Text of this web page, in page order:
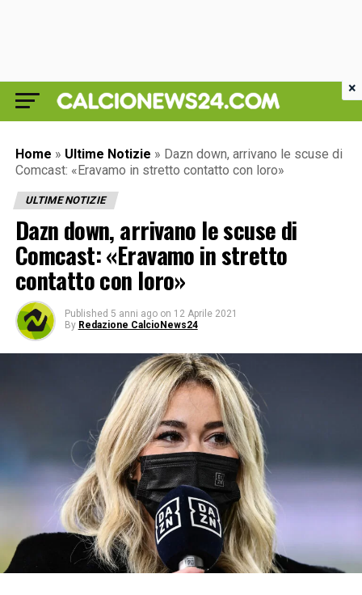
Home » Ultime Notizie » Dazn down, arrivano le scuse di
Comcast: «Eravamo in stretto contatto con loro»
ULTIME NOTIZIE
Dazn down, arrivano le scuse di
Comcast: «Eravamo in stretto
contatto con loro»
Published 5 anni ago on 12 Aprile 2021
By Redazione CalcioNews24
×